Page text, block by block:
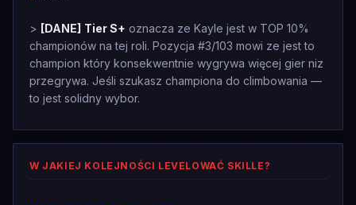
> [DANE] Tier S+ oznacza ze Kayle jest w TOP 10%
championów na tej roli. Pozycja #3/103 mowi ze jest to
champion który konsekwentnie wygrywa więcej gier niz
przegrywa. Jeśli szukasz championa do climbowania —
to jest solidny wybor.
W JAKIEJ KOLEJNOŚCI LEVELOWAĆ SKILLE?